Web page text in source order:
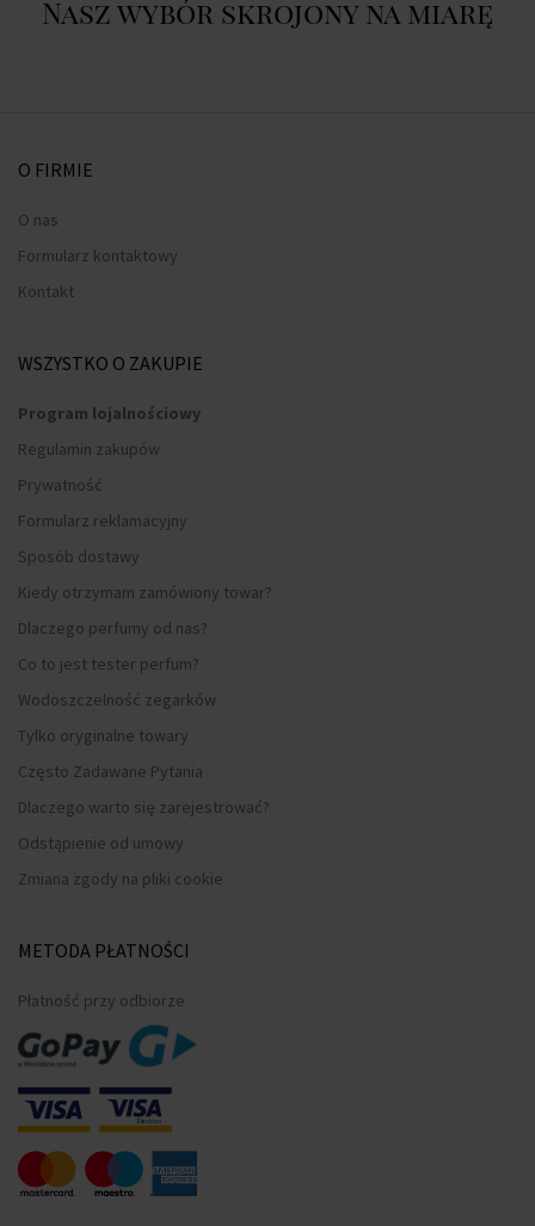
Nasz wybór skrojony na miarę
O FIRMIE
O nas
Formularz kontaktowy
Kontakt
WSZYSTKO O ZAKUPIE
Program lojalnościowy
Regulamin zakupów
Prywatność
Formularz reklamacyjny
Sposób dostawy
Kiedy otrzymam zamówiony towar?
Dlaczego perfumy od nas?
Co to jest tester perfum?
Wodoszczelność zegarków
Tylko oryginalne towary
Często Zadawane Pytania
Dlaczego warto się zarejestrować?
Odstąpienie od umowy
Zmiana zgody na pliki cookie
METODA PŁATNOŚCI
Płatność przy odbiorze